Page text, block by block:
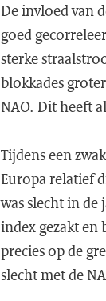
De invloed van
goed
sterke
blokkades
NAO. Dit heeft
Tijdens een
Europa relatief
was slecht in de
index gezakt en
precies op de
slecht met de